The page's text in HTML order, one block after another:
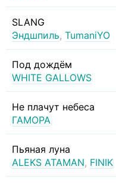
SLANG
Эндшпиль, TumaniYO
Под дождём
WHITE GALLOWS
Не плачут небеса
ГАМОРА
Пьяная луна
ALEKS ATAMAN, FINIK